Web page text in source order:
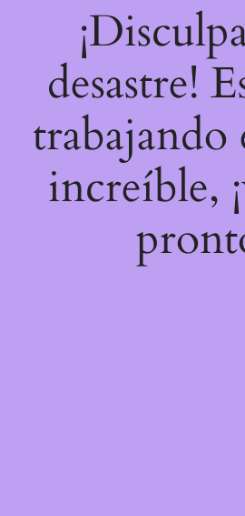
desastre!
trabajando
increíble,